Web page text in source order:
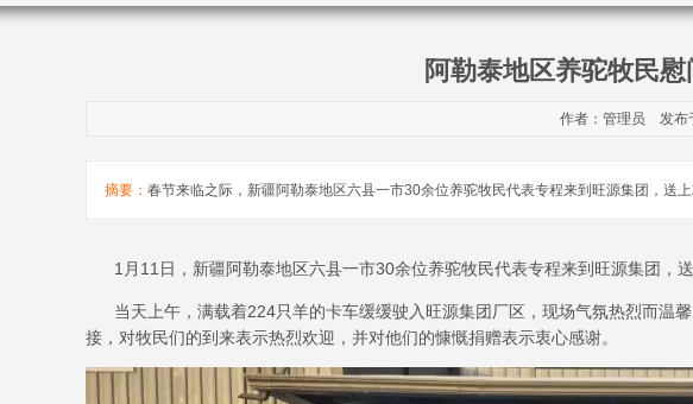
阿勒泰地区养驼牧民
作者：管理员 发布
摘要： 春节来临之际，新疆阿勒泰地区六县一市30余位养驼牧民代表专程来到旺源集团，送
1月11日，新疆阿勒泰地区六县一市30余位养驼牧民代表专程来到旺源集团，
当天上午，满载着224只羊的卡车缓缓驶入旺源集团厂区，现场气氛热烈而温
接，对牧民们的到来表示热烈欢迎，并对他们的慷慨捐赠表示衷心感谢。